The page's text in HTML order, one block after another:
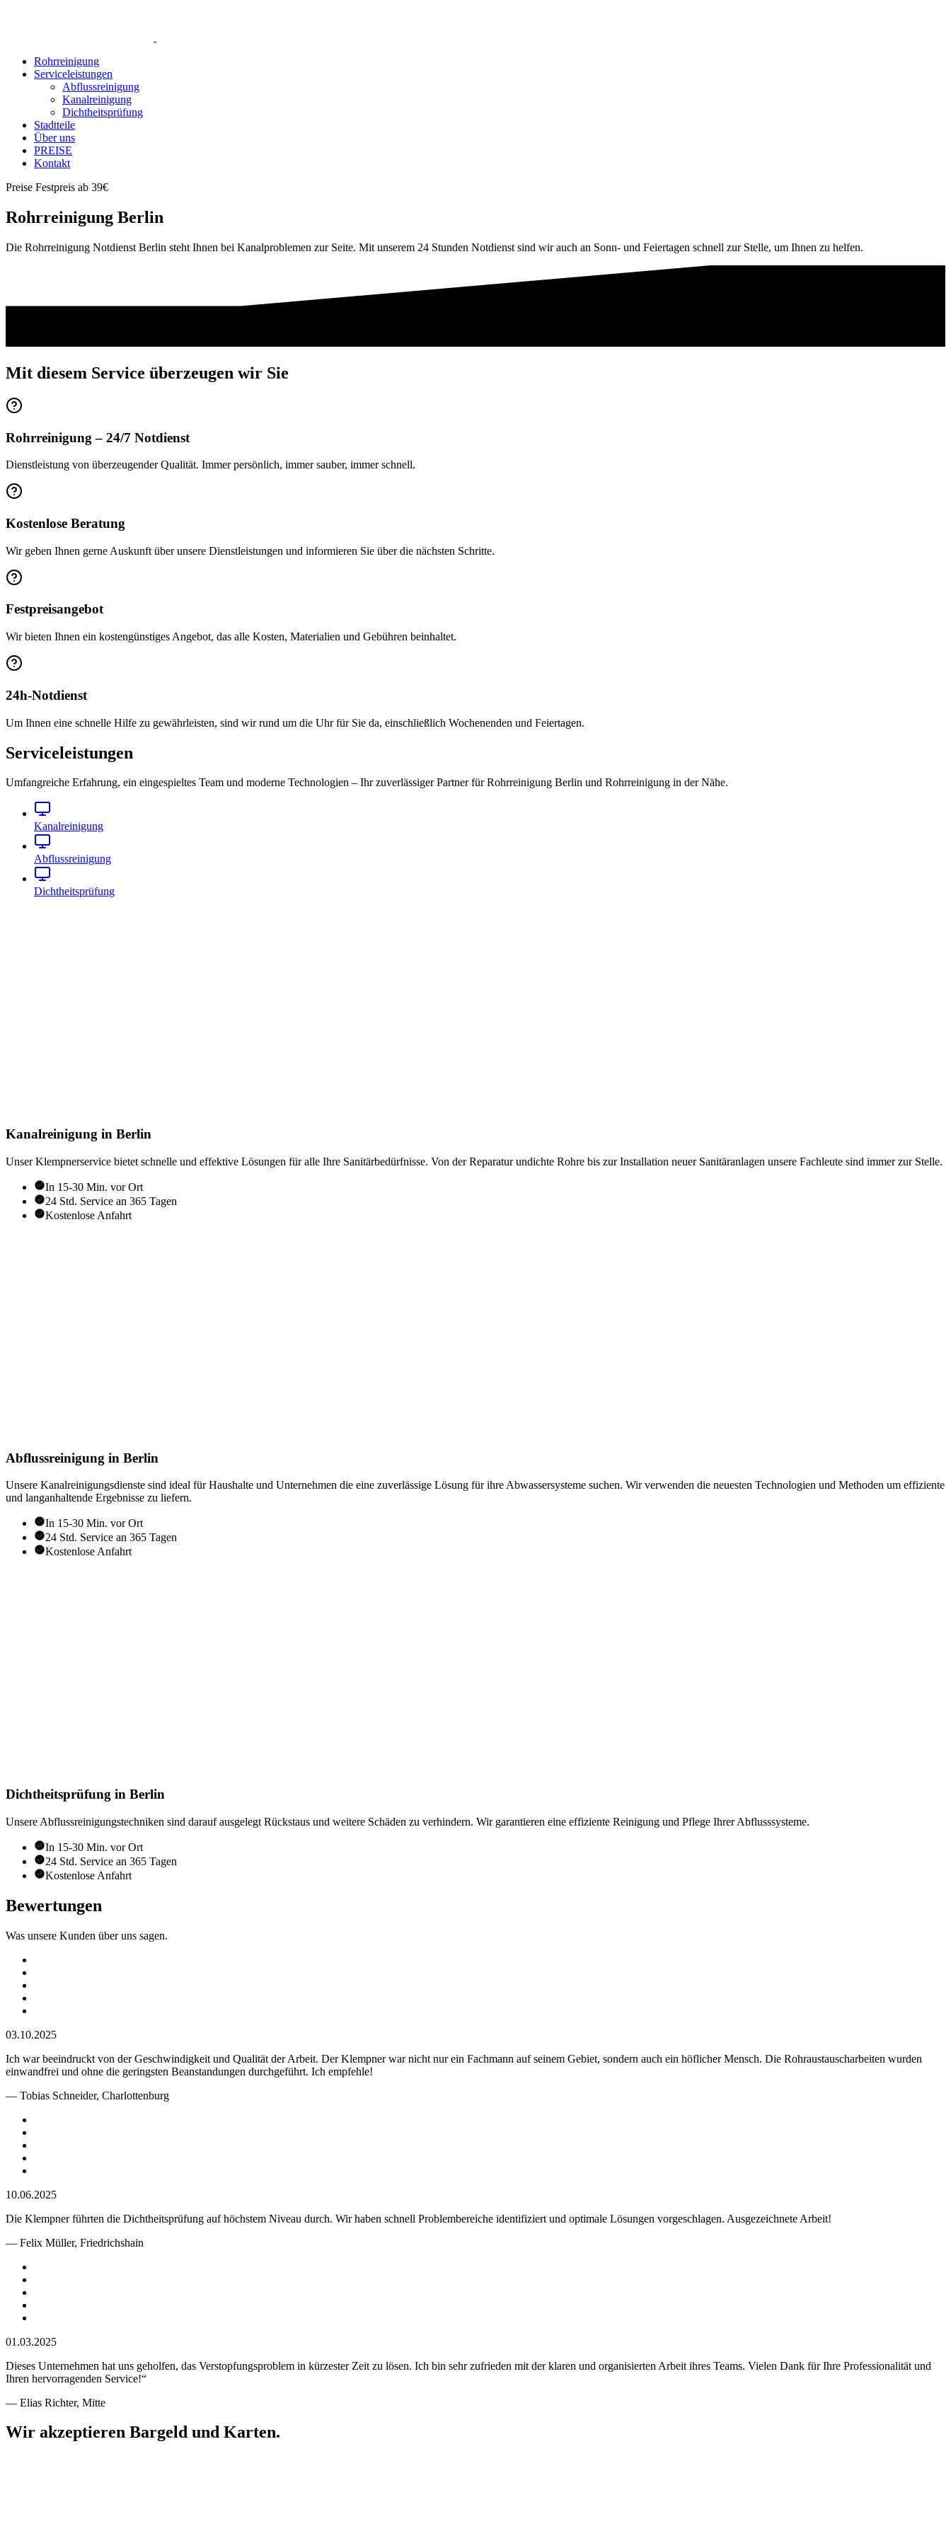
Rohrreinigung
Serviceleistungen
Abflussreinigung
Kanalreinigung
Dichtheitsprüfung
Stadtteile
Über uns
PREISE
Kontakt
Preise Festpreis ab 39€
Rohrreinigung Berlin
Die Rohrreinigung Notdienst Berlin steht Ihnen bei Kanalproblemen zur Seite. Mit unserem 24 Stunden Notdienst sind wir auch an Sonn- und Feiertagen schnell zur Stelle, um Ihnen zu helfen.
Mit diesem Service überzeugen wir Sie
Rohrreinigung – 24/7 Notdienst
Dienstleistung von überzeugender Qualität. Immer persönlich, immer sauber, immer schnell.
Kostenlose Beratung
Wir geben Ihnen gerne Auskunft über unsere Dienstleistungen und informieren Sie über die nächsten Schritte.
Festpreisangebot
Wir bieten Ihnen ein kostengünstiges Angebot, das alle Kosten, Materialien und Gebühren beinhaltet.
24h-Notdienst
Um Ihnen eine schnelle Hilfe zu gewährleisten, sind wir rund um die Uhr für Sie da, einschließlich Wochenenden und Feiertagen.
Serviceleistungen
Umfangreiche Erfahrung, ein eingespieltes Team und moderne Technologien – Ihr zuverlässiger Partner für Rohrreinigung Berlin und Rohrreinigung in der Nähe.
Kanalreinigung
Abflussreinigung
Dichtheitsprüfung
Kanalreinigung in Berlin
Unser Klempnerservice bietet schnelle und effektive Lösungen für alle Ihre Sanitärbedürfnisse. Von der Reparatur undichte Rohre bis zur Installation neuer Sanitäranlagen unsere Fachleute sind immer zur Stelle.
In 15-30 Min. vor Ort
24 Std. Service an 365 Tagen
Kostenlose Anfahrt
Abflussreinigung in Berlin
Unsere Kanalreinigungsdienste sind ideal für Haushalte und Unternehmen die eine zuverlässige Lösung für ihre Abwassersysteme suchen. Wir verwenden die neuesten Technologien und Methoden um effiziente
und langanhaltende Ergebnisse zu liefern.
In 15-30 Min. vor Ort
24 Std. Service an 365 Tagen
Kostenlose Anfahrt
Dichtheitsprüfung in Berlin
Unsere Abflussreinigungstechniken sind darauf ausgelegt Rückstaus und weitere Schäden zu verhindern. Wir garantieren eine effiziente Reinigung und Pflege Ihrer Abflusssysteme.
In 15-30 Min. vor Ort
24 Std. Service an 365 Tagen
Kostenlose Anfahrt
Bewertungen
Was unsere Kunden über uns sagen.
03.10.2025
Ich war beeindruckt von der Geschwindigkeit und Qualität der Arbeit. Der Klempner war nicht nur ein Fachmann auf seinem Gebiet, sondern auch ein höflicher Mensch. Die Rohraustauscharbeiten wurden
einwandfrei und ohne die geringsten Beanstandungen durchgeführt. Ich empfehle!
— Tobias Schneider, Charlottenburg
10.06.2025
Die Klempner führten die Dichtheitsprüfung auf höchstem Niveau durch. Wir haben schnell Problembereiche identifiziert und optimale Lösungen vorgeschlagen. Ausgezeichnete Arbeit!
— Felix Müller, Friedrichshain
01.03.2025
Dieses Unternehmen hat uns geholfen, das Verstopfungsproblem in kürzester Zeit zu lösen. Ich bin sehr zufrieden mit der klaren und organisierten Arbeit ihres Teams. Vielen Dank für Ihre Professionalität und
Ihren hervorragenden Service!“
— Elias Richter, Mitte
Wir akzeptieren Bargeld und Karten.